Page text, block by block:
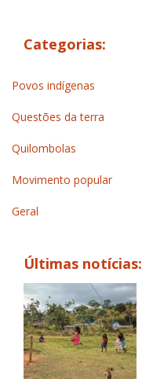
Categorias:
Povos indígenas
Questões da terra
Quilombolas
Movimento popular
Geral
Últimas notícias: